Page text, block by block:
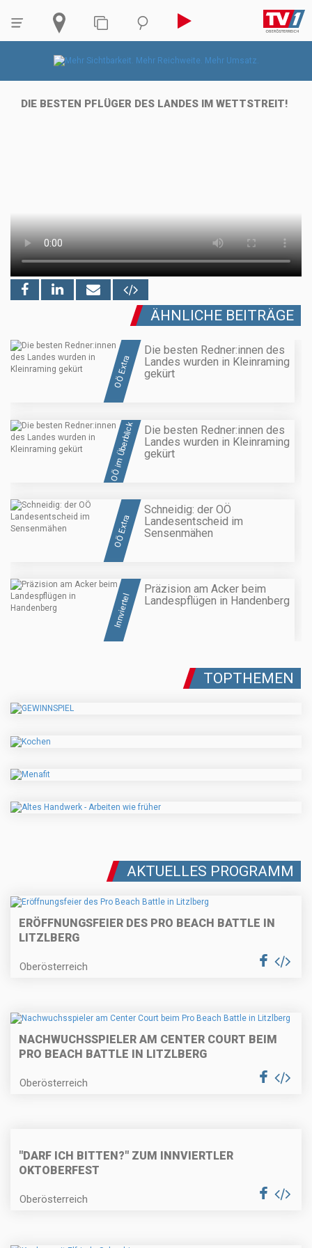
DIE BESTEN PFLÜGER DES LANDES IM WETTSTREIT!
ÄHNLICHE BEITRÄGE
OÖ Extra
Die besten Redner:innen des
Landes wurden in Kleinraming
gekürt
OÖ im Überblick
Die besten Redner:innen des
Landes wurden in Kleinraming
gekürt
OÖ Extra
Schneidig: der OÖ
Landesentscheid im
Sensenmähen
Innviertel
Präzision am Acker beim
Landespflügen in Handenberg
TOPTHEMEN
AKTUELLES PROGRAMM
ERÖFFNUNGSFEIER DES PRO BEACH BATTLE IN
LITZLBERG
Oberösterreich
NACHWUCHSSPIELER AM CENTER COURT BEIM
PRO BEACH BATTLE IN LITZLBERG
Oberösterreich
"DARF ICH BITTEN?" ZUM INNVIERTLER
OKTOBERFEST
Oberösterreich